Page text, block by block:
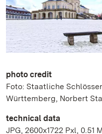
photo credit
Foto: Staatliche
Württemberg, Norbert
technical data
JPG, 2600x1722 Pxl, 0.51